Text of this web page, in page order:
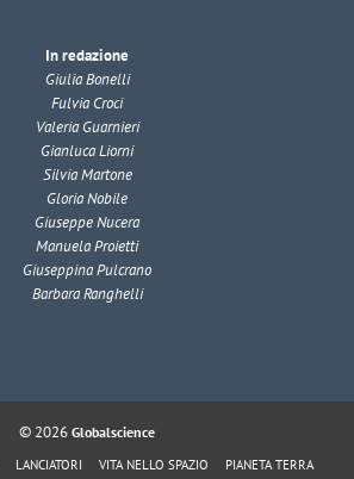
In redazione
Giulia Bonelli
Fulvia Croci
Valeria Guarnieri
Gianluca Liorni
Silvia Martone
Gloria Nobile
Giuseppe Nucera
Manuela Proietti
Giuseppina Pulcrano
Barbara Ranghelli
© 2026 Globalscience
LANCIATORI VITA NELLO SPAZIO PIANETA TERRA